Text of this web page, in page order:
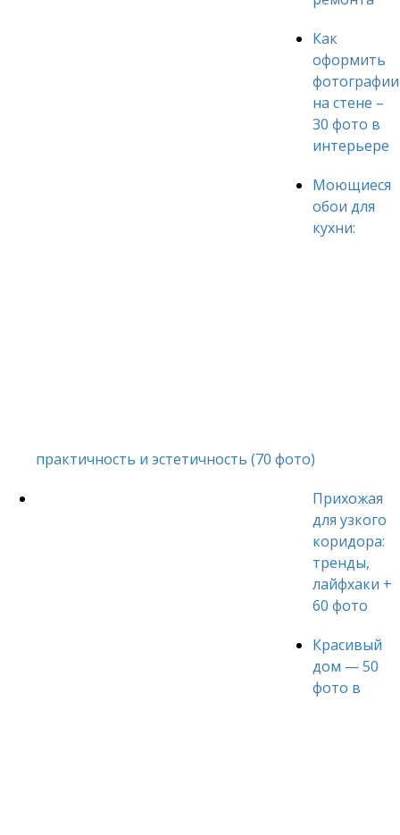
Как
оформить
фотографии
на стене –
30 фото в
интерьере
Моющиеся
обои для
кухни:
практичность и эстетичность (70 фото)
Прихожая
для узкого
коридора:
тренды,
лайфхаки +
60 фото
Красивый
дом — 50
фото в